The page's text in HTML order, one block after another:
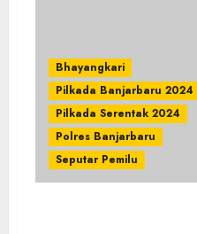
Bhayangkari
Pilkada Banjarbaru 2024
Pilkada Serentak 2024
Polres Banjarbaru
Seputar Pemilu